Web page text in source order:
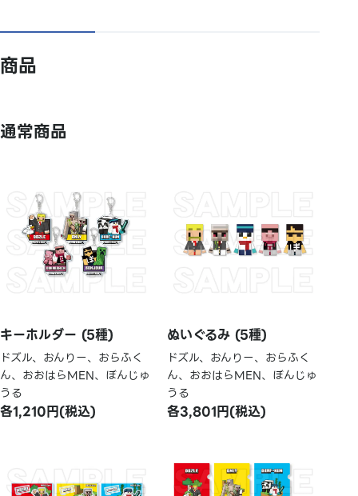
商品
通常商品
キーホルダー (5種)
ドズル、おんりー、おらふく
ん、おおはらMEN、ぼんじゅ
うる
各1,210円(税込)
ぬいぐるみ (5種)
ドズル、おんりー、おらふく
ん、おおはらMEN、ぼんじゅ
うる
各3,801円(税込)